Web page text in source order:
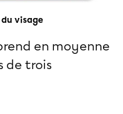
du visage
en moyenne
de trois